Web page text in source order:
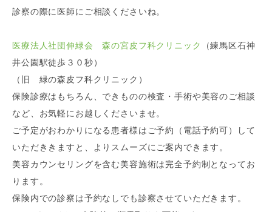
診察の際に医師にご相談くださいね。
医療法人社団伸緑会 森の宮皮フ科クリニック
（練馬区石神
井公園駅徒歩３０秒）
（旧 緑の森皮フ科クリニック）
保険診療はもちろん、できものの検査・手術や美容のご相談
など、お気軽にお越しくださいませ。
ご予定がおわかりになる患者様はご予約（電話予約可）して
いただききますと、よりスムーズにご案内できます。
美容カウンセリングを含む美容施術は完全予約制となってお
ります。
保険内での診察は予約なしでも診察させていただきます。